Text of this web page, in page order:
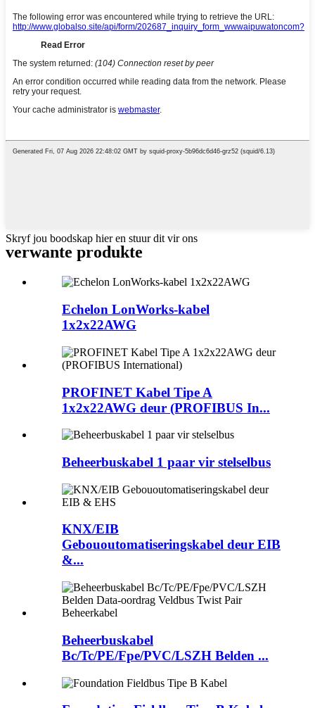
Skryf jou boodskap hier en stuur dit vir ons
verwante produkte
Echelon LonWorks-kabel
1x2x22AWG
PROFINET Kabel Tipe A
1x2x22AWG deur (PROFIBUS In...
Beheerbuskabel 1 paar vir stelselbus
KNX/EIB
Gebououtomatiseringskabel deur EIB
&...
Beheerbuskabel
Bc/Tc/PE/Fpe/PVC/LSZH Belden ...